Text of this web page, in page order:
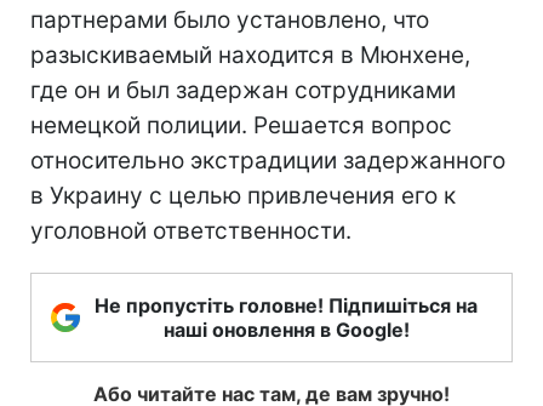
партнерами было установлено, что
разыскиваемый находится в Мюнхене,
где он и был задержан сотрудниками
немецкой полиции. Решается вопрос
относительно экстрадиции задержанного
в Украину с целью привлечения его к
уголовной ответственности.
Не пропустіть головне! Підпишіться на
наші оновлення в Google!
Або читайте нас там, де вам зручно!